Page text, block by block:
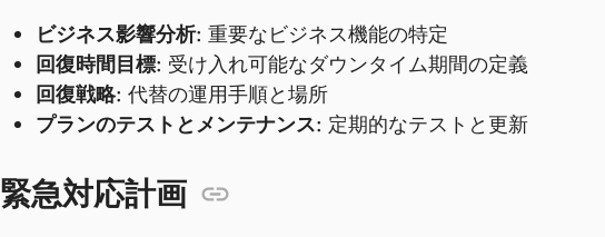
ビジネス影響分析: 重要なビジネス機能の特定
回復時間目標: 受け入れ可能なダウンタイム期間の定義
回復戦略: 代替の運用手順と場所
プランのテストとメンテナンス: 定期的なテストと更新
緊急対応計画